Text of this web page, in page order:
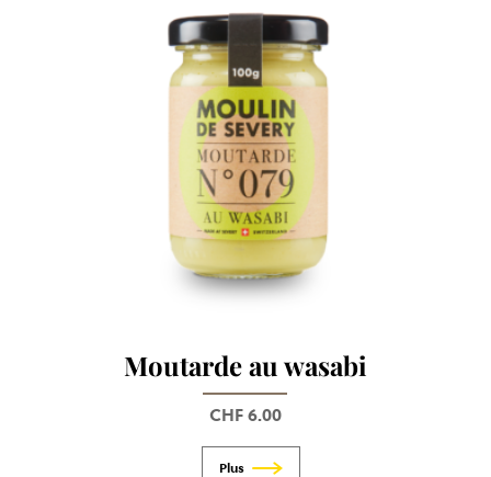
Moutarde au wasabi
CHF6.00